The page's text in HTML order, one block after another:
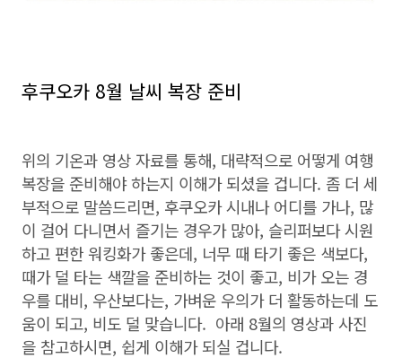
후쿠오카 8월 날씨 복장 준비
위의 기온과 영상 자료를 통해, 대략적으로 어떻게 여행
복장을 준비해야 하는지 이해가 되셨을 겁니다. 좀 더 세
부적으로 말씀드리면, 후쿠오카 시내나 어디를 가나, 많
이 걸어 다니면서 즐기는 경우가 많아, 슬리퍼보다 시원
하고 편한 워킹화가 좋은데, 너무 때 타기 좋은 색보다,
때가 덜 타는 색깔을 준비하는 것이 좋고, 비가 오는 경
우를 대비, 우산보다는, 가벼운 우의가 더 활동하는데 도
움이 되고, 비도 덜 맞습니다. 아래 8월의 영상과 사진
을 참고하시면, 쉽게 이해가 되실 겁니다.